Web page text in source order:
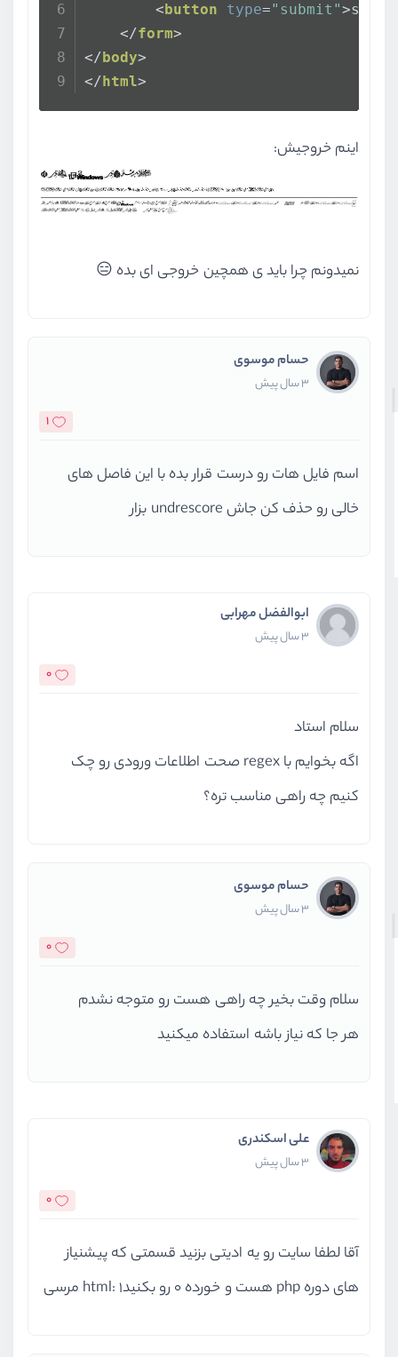
< button type="submit">send
</form>
</ body>
</ html>
اینم خروجیش:
نمیدونم چرا باید ی همچین خروجی ای بده 😑
حسام موسوی
3 سال پیش
1
اسم فایل هات رو درست قرار بده با این فاصل های
خالی رو حذف کن جاش undrescore بزار
ابوالفضل مهرابی
3 سال پیش
0
سلام استاد
اگه بخوایم با regex صحت اطلاعات ورودی رو چک
کنیم چه راهی مناسب تره؟
حسام موسوی
3 سال پیش
0
سلام وقت بخیر چه راهی هست رو متوجه نشدم
هر جا که نیاز باشه استفاده میکنید
علی اسکندری
3 سال پیش
0
آقا لطفا سایت رو یه ادیتی بزنید قسمتی که پیشنیاز
های دوره php هست و خورده 0 رو بکنید1 :html مرسی